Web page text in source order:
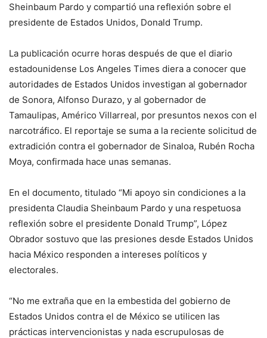
Sheinbaum Pardo y compartió una reflexión sobre el
presidente de Estados Unidos, Donald Trump.
La publicación ocurre horas después de que el diario
estadounidense Los Angeles Times diera a conocer que
autoridades de Estados Unidos investigan al gobernador
de Sonora, Alfonso Durazo, y al gobernador de
Tamaulipas, Américo Villarreal, por presuntos nexos con el
narcotráfico. El reportaje se suma a la reciente solicitud de
extradición contra el gobernador de Sinaloa, Rubén Rocha
Moya, confirmada hace unas semanas.
En el documento, titulado “Mi apoyo sin condiciones a la
presidenta Claudia Sheinbaum Pardo y una respetuosa
reflexión sobre el presidente Donald Trump”, López
Obrador sostuvo que las presiones desde Estados Unidos
hacia México responden a intereses políticos y
electorales.
“No me extraña que en la embestida del gobierno de
Estados Unidos contra el de México se utilicen las
prácticas intervencionistas y nada escrupulosas de